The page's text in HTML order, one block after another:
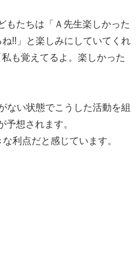
もたちは「Ａ先生楽しかった
!!」と楽しみにしていてくれ
も覚えてるよ。楽しかった
ない状態でこうした活動を組
想されます。
利点だと感じています。